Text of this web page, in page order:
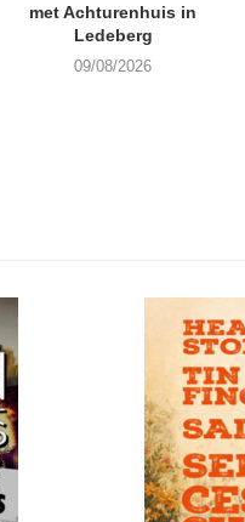
met Achturenhuis in
Ledeberg
09/08/2026